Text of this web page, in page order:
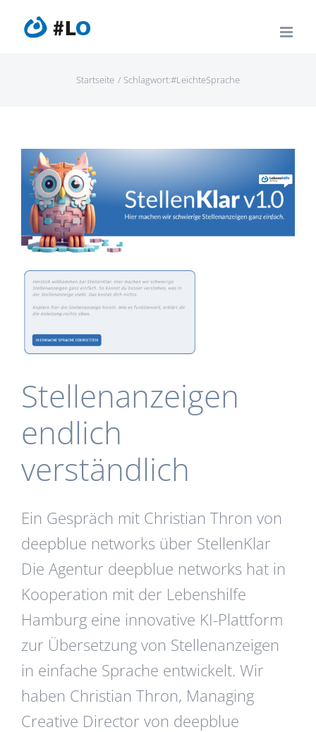
Inhalt
Startseite Schlagwort:#LeichteSprache
Stellenanzeigen
endlich
verständlich
Ein Gespräch mit Christian Thron von
deepblue networks über StellenKlar
Die Agentur deepblue networks hat in
Kooperation mit der Lebenshilfe
Hamburg eine innovative KI-Plattform
zur Übersetzung von Stellenanzeigen
in einfache Sprache entwickelt. Wir
haben Christian Thron, Managing
Creative Director von deepblue